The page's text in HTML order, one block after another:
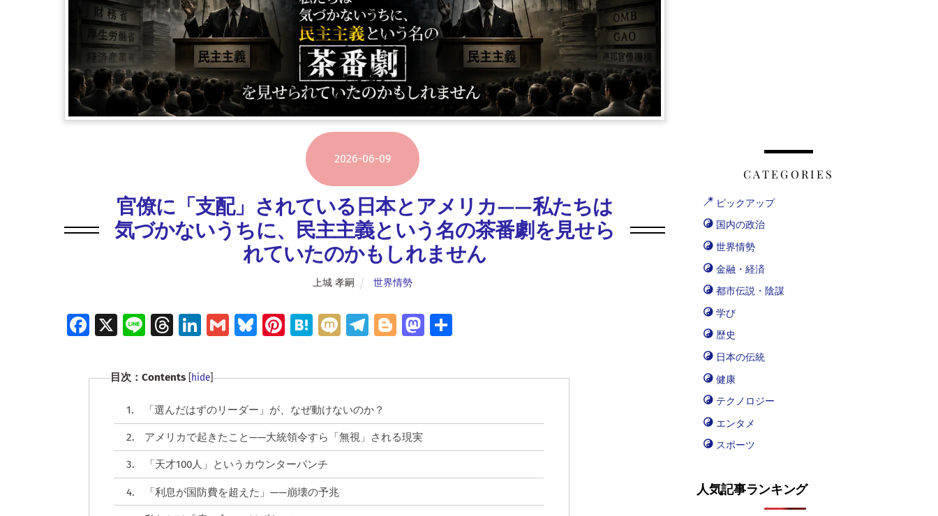
2026-06-09
官僚に「支配」されている日本とアメリカ——私たちは
気づかないうちに、民主主義という名の茶番劇を見せら
れていたのかもしれません
上城 孝嗣 世界情勢
Fa X
Li
e
T
e
d
s
Li
k
e
dI
n
G
Bl Pi
t
H
a
M
Te
m
Bl M
目次：Contents [hide]
1. 「選んだはずのリーダー」が、なぜ動けないのか？
2. アメリカで起きたこと——大統領令すら「無視」される現実
3. 「天才100人」というカウンターパンチ
4. 「利息が国防費を超えた」——崩壊の予兆
CATEGORIES
ピックアップ
国内の政治
世界情勢
金融・経済
都市伝説・陰謀
学び
歴史
日本の伝統
健康
テクノロジー
エンタメ
スポーツ
人気記事ランキング